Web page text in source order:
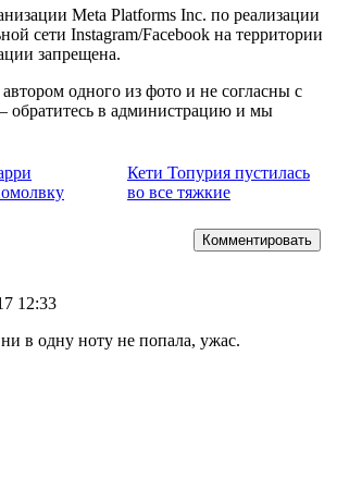
Meta Platforms Inc. по реализации
сети Instagram/Facebook на территории
запрещена.
одного из фото и не согласны с
обратитесь в администрацию и мы
Кети Топурия пустилась
во все тяжкие
Комментировать
12:33
в одну ноту не попала, ужас.